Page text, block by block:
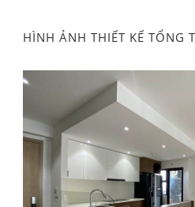
HÌNH ẢNH THIẾT KẾ TỔNG